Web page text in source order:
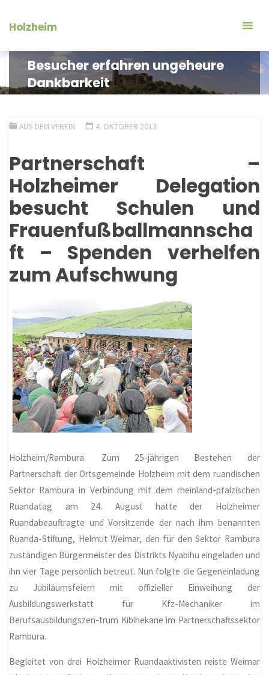
InhaltHolzheim
Besucher erfahren ungeheure
Dankbarkeit
AUS DEM VEREIN 4. OKTOBER 2013
Partnerschaft –
Holzheimer Delegation
besucht Schulen und
Frauenfußballmannscha
ft – Spenden verhelfen
zum Aufschwung
Holzheim/Rambura. Zum 25-jährigen Bestehen der
Partnerschaft der Ortsgemeinde Holzheim mit dem ruandischen
Sektor Rambura in Verbindung mit dem rheinland-pfälzischen
Ruandatag am 24. August hatte der Holzheimer
Ruandabeauftragte und Vorsitzende der nach ihm benannten
Ruanda-Stiftung, Helmut Weimar, den für den Sektor Rambura
zuständigen Bürgermeister des Distrikts Nyabihu eingeladen und
ihn vier Tage persönlich betreut. Nun folgte die Gegeneinladung
zu Jubiläumsfeiern mit offizieller Einweihung der
Ausbildungswerkstatt für Kfz-Mechaniker im
Berufsausbildungszen-trum Kibihekane im Partnerschaftssektor
Rambura.
Begleitet von drei Holzheimer Ruandaaktivisten reiste Weimar